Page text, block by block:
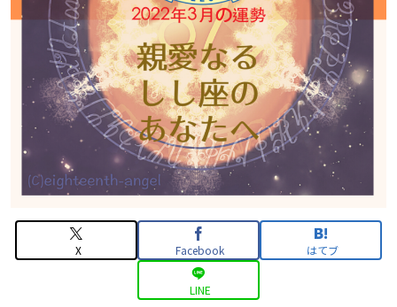
X Facebook はてブ
LINE